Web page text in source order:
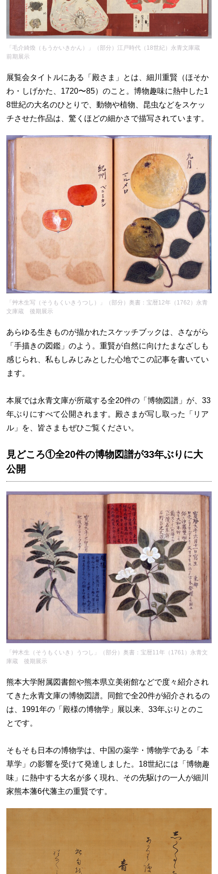
「毛介綺煥（もうかいきかん）」（部分）江戸時代（18世紀）永青文庫蔵
前期展示
展覧会タイトルにある「殿さま」とは、細川重賢（ほそか
わ・しげかた、1720〜85）のこと。博物趣味に熱中した1
8世紀の大名のひとりで、動物や植物、昆虫などをスケッ
チさせた作品は、驚くほどの細かさで描写されています。
「艸木生写（そうもくいきうつし）」（部分）奥書：宝暦12年（1762）永青
文庫蔵 後期展示
あらゆる生きものが描かれたスケッチブックは、さながら
「手描きの図鑑」のよう。重賢が自然に向けたまなざしも
感じられ、私もしみじみとした心地でこの記事を書いてい
ます。
本展では永青文庫が所蔵する全20件の「博物図譜」が、33
年ぶりにすべて公開されます。殿さまが写し取った「リア
ル」を、皆さまもぜひご覧ください。
見どころ①全20件の博物図譜が33年ぶりに大
公開
「艸木生（そうもくいき）うつし」（部分）奥書：宝暦11年（1761）永青文
庫蔵 後期展示
熊本大学附属図書館や熊本県立美術館などで度々紹介され
てきた永青文庫の博物図譜。同館で全20件が紹介されるの
は、1991年の「殿様の博物学」展以来、33年ぶりとのこ
とです。
そもそも日本の博物学は、中国の薬学・博物学である「本
草学」の影響を受けて発達しました。18世紀には「博物趣
味」に熱中する大名が多く現れ、その先駆けの一人が細川
家熊本藩6代藩主の重賢です。